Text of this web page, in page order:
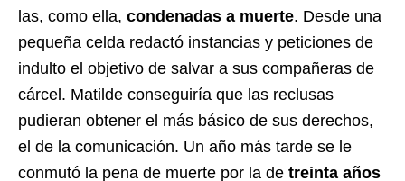
las, como ella, condenadas a muerte. Desde una
pequeña celda redactó instancias y peticiones de
indulto el objetivo de salvar a sus compañeras de
cárcel. Matilde conseguiría que las reclusas
pudieran obtener el más básico de sus derechos,
el de la comunicación. Un año más tarde se le
conmutó la pena de muerte por la de treinta años